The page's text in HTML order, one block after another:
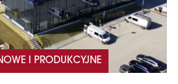
I PRODUKCYJNE